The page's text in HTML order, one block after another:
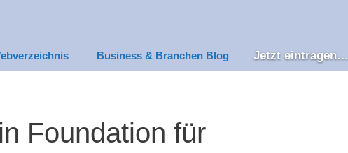
Business & Branchen Blog Jetzt eintragen…
Foundation für